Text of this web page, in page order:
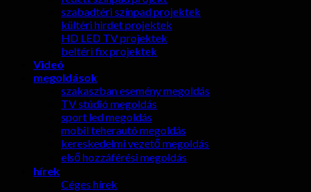
szabadtéri színpad projektek
kültéri hirdet projektek
HD LED TV projektek
beltéri fix projektek
Videó
megoldások
szakaszban esemény megoldás
TV stúdió megoldás
sport led megoldás
mobil teherautó megoldás
kereskedelmi vezető megoldás
első hozzáférési megoldás
hírek
Céges hírek